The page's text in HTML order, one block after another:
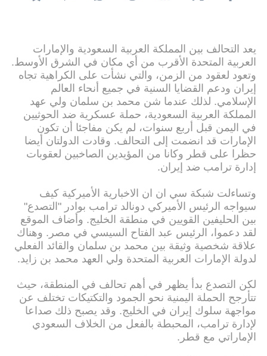
يعد التحالف بين المملكة العربية السعودية والإمارات
العربية المتحدة الأقرب من أي مكان في الشرق الأوسط.
وتعود لعقود من الزمن، والتي نشأت على الكراهية تجاه
إيران ودعم القضايا السنية في جميع أنحاء العالم
الإسلامي. لذلك عندما شن محمد بن سلمان ولي عهد
المملكة العربية السعودية، حملة عسكرية ضد الحوثيين
في اليمن قبل أربع سنوات، لم يكن مفاجئا أن تكون
الإمارات قد انضمت إلى التحالف. وقادت الدولتان أيضا
حظرا على قطر وكانا من المؤيدين الصاخبين لعقوبات
إدارة ترامب ضد إيران.
وتساءلت شبكة سي ان ان الاخبارية الأميركية كيف
سيواجه الرئيس الأميركي دونالد ترامب بوادر "التصدع"
بين الحليفين القويين في منطقة الخليج. وأضاف الموقع
لقد دعموا، الرئيس عبد الفتاح السيسي في مصر. وهناك
علاقة شخصية وثيقة بين محمد بن سلمان والقائد الفعلي
لدولة الإمارات العربية المتحدة ولي العهد محمد بن زايد.
لكن التصدع بدأ يظهر في أهم تحالف في المنطقة، حيث
تتأرجح الحملة اليمنية نحو الجمود والتكتيكات تختلف عن
مواجهة سلوك إيران في الخليج. وقد يصبح ذلك صداعا
لإدارة ترامب، المحبطة بالفعل من الخلاف السعودي
الإماراتي مع قطر.